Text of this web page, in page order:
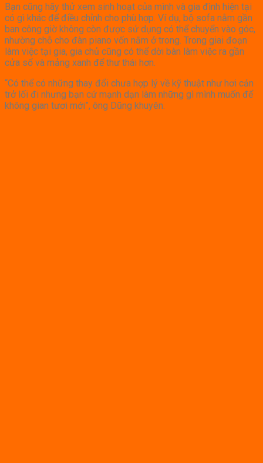
Bạn cũng hãy thử xem sinh hoạt của mình và gia đình hiện tại
có gì khác để điều chỉnh cho phù hợp. Ví dụ, bộ sofa nằm gần
ban công giờ không còn được sử dụng có thể chuyển vào góc,
nhường chỗ cho đàn piano vốn nằm ở trong. Trong giai đoạn
làm việc tại gia, gia chủ cũng có thể dời bàn làm việc ra gần
cửa sổ và mảng xanh để thư thái hơn.
“Có thể có những thay đổi chưa hợp lý về kỹ thuật như hơi cản
trở lối đi nhưng bạn cứ mạnh dạn làm những gì mình muốn để
không gian tươi mới”, ông Dũng khuyên.